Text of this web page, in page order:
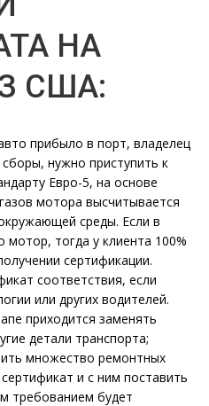
НА
США:
прибыло в порт, владелец
нужно приступить к
Евро-5, на основе
мотора высчитывается
среды. Если в
тогда у клиента 100%
сертификации.
соответствия, если
или других водителей.
приходится заменять
детали транспорта;
множество ремонтных
и с ним поставить
требованием будет